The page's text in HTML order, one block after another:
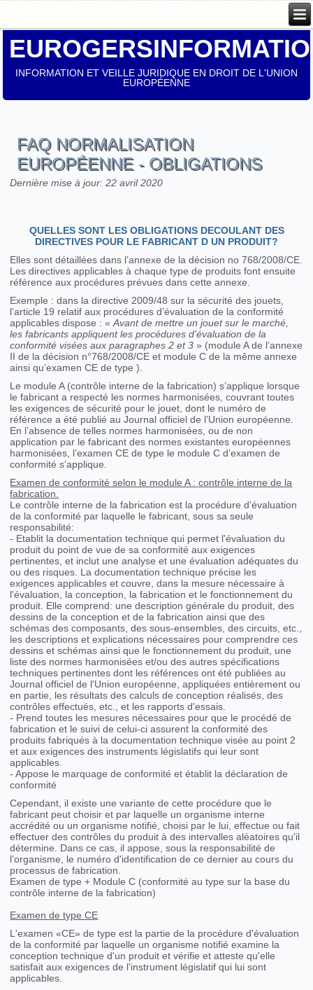
INFORMATION ET VEILLE JURIDIQUE EN DROIT DE L'UNION
EUROPÉENNE
FAQ NORMALISATION
EUROPÉENNE - OBLIGATIONS
Dernière mise à jour: 22 avril 2020
QUELLES SONT LES OBLIGATIONS DECOULANT DES
DIRECTIVES POUR LE FABRICANT D UN PRODUIT?
Elles sont détaillées dans l’annexe de la décision no 768/2008/CE.
Les directives applicables à chaque type de produits font ensuite
référence aux procédures prévues dans cette annexe.
Exemple : dans la directive 2009/48 sur la sécurité des jouets,
l’article 19 relatif aux procédures d’évaluation de la conformité
applicables dispose : «Avant de mettre un jouet sur le marché,
les fabricants appliquent les procédures d’évaluation de la
conformité visées aux paragraphes 2 et 3 » (module A de l’annexe
II de la décision n°768/2008/CE et module C de la même annexe
ainsi qu’examen CE de type ).
Le module A (contrôle interne de la fabrication) s’applique lorsque
le fabricant a respecté les normes harmonisées, couvrant toutes
les exigences de sécurité pour le jouet, dont le numéro de
référence a été publié au Journal officiel de l’Union européenne.
En l’absence de telles normes harmonisées, ou de non
application par le fabricant des normes existantes européennes
harmonisées, l’examen CE de type le module C d’examen de
conformité s’applique.
Examen de conformité selon le module A : contrôle interne de la
fabrication.
Le contrôle interne de la fabrication est la procédure d'évaluation
de la conformité par laquelle le fabricant, sous sa seule
responsabilité:
- Etablit la documentation technique qui permet l'évaluation du
produit du point de vue de sa conformité aux exigences
pertinentes, et inclut une analyse et une évaluation adéquates du
ou des risques. La documentation technique précise les
exigences applicables et couvre, dans la mesure nécessaire à
l'évaluation, la conception, la fabrication et le fonctionnement du
produit. Elle comprend: une description générale du produit, des
dessins de la conception et de la fabrication ainsi que des
schémas des composants, des sous-ensembles, des circuits, etc.,
les descriptions et explications nécessaires pour comprendre ces
dessins et schémas ainsi que le fonctionnement du produit, une
liste des normes harmonisées et/ou des autres spécifications
techniques pertinentes dont les références ont été publiées au
Journal officiel de l'Union européenne, appliquées entièrement ou
en partie, les résultats des calculs de conception réalisés, des
contrôles effectués, etc., et les rapports d'essais.
- Prend toutes les mesures nécessaires pour que le procédé de
fabrication et le suivi de celui-ci assurent la conformité des
produits fabriqués à la documentation technique visée au point 2
et aux exigences des instruments législatifs qui leur sont
applicables.
- Appose le marquage de conformité et établit la déclaration de
conformité
Cependant, il existe une variante de cette procédure que le
fabricant peut choisir et par laquelle un organisme interne
accrédité ou un organisme notifié, choisi par le lui, effectue ou fait
effectuer des contrôles du produit à des intervalles aléatoires qu'il
détermine. Dans ce cas, il appose, sous la responsabilité de
l’organisme, le numéro d'identification de ce dernier au cours du
processus de fabrication.
Examen de type + Module C (conformité au type sur la base du
contrôle interne de la fabrication)
Examen de type CE
L'examen «CE» de type est la partie de la procédure d'évaluation
de la conformité par laquelle un organisme notifié examine la
conception technique d'un produit et vérifie et atteste qu'elle
satisfait aux exigences de l'instrument législatif qui lui sont
applicables.